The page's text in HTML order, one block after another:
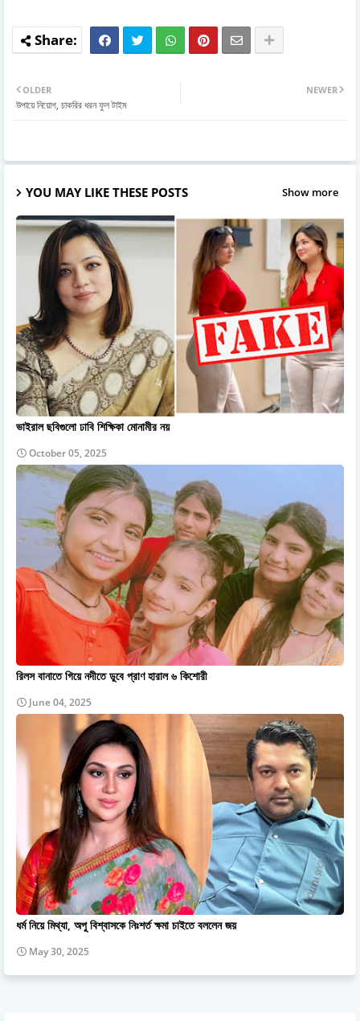
NEWER
OLDER
উপায়ে নিয়োগ, চাকরির ধরন ফুল টাইম
YOU MAY LIKE THESE POSTS Show more
ভাইরাল ছবিগুলো ঢাবি শিক্ষিকা মোনামীর নয়
October 05, 2025
রিলস বানাতে গিয়ে নদীতে ডুবে প্রাণ হারাল ৬ কিশোরী
June 04, 2025
ধর্ম নিয়ে মিথ্যা, অপু বিশ্বাসকে নিঃশর্ত ক্ষমা চাইতে বললেন জয়
May 30, 2025